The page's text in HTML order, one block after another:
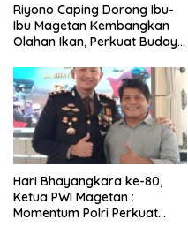
Riyono Caping Dorong Ibu-
Ibu Magetan Kembangkan
Olahan Ikan, Perkuat Budaya
Hari Bhayangkara ke-80,
Ketua PWI Magetan :
Momentum Polri Perkuat